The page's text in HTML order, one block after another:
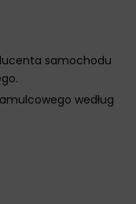
samochodu
według